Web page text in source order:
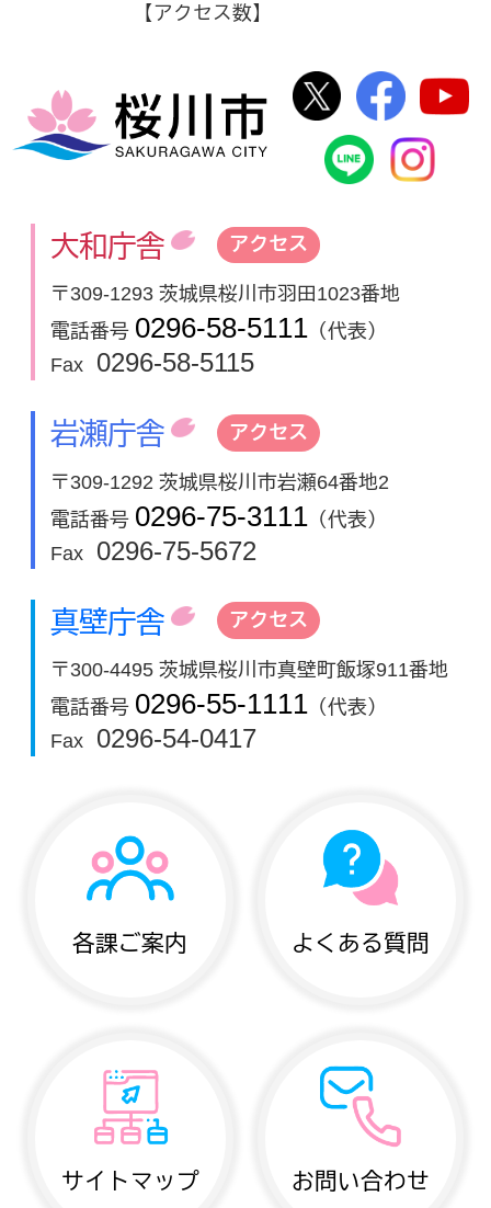
【アクセス数】
桜川市
桜川市公式
桜川
桜川市公
大和庁舎 アクセス
〒309-1293 茨城県桜川市羽田1023番地
電話番号 0296-58-5111 （代表）
Fax
0296-58-5115
岩瀬庁舎 アクセス
〒309-1292 茨城県桜川市岩瀬64番地2
電話番号 0296-75-3111 （代表）
Fax
0296-75-5672
真壁庁舎 アクセス
〒300-4495 茨城県桜川市真壁町飯塚911番地
電話番号 0296-55-1111 （代表）
Fax
0296-54-0417
各課ご案内 よくある質問
サイトマップ お問い合わせ